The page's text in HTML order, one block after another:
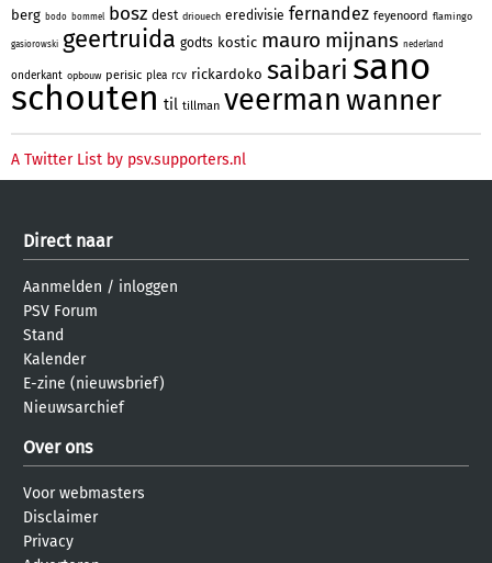
berg bodo bommel bosz dest driouech eredivisie fernandez feyenoord flamingo
gasiorowski geertruida godts kostic mauro mijnans nederland
onderkant opbouw perisic plea rcv rickardoko saibari sano
schouten til tillman veermanwanner
A Twitter List by psv.supporters.nl
Direct naar
Aanmelden / inloggen
PSV Forum
Stand
Kalender
E-zine (nieuwsbrief)
Nieuwsarchief
Over ons
Voor webmasters
Disclaimer
Privacy